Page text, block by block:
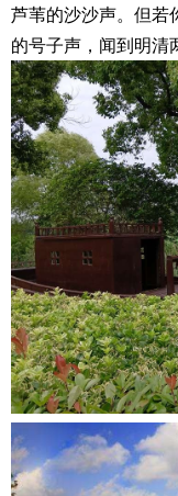
芦苇的沙沙声。但若
的号子声，闻到明清